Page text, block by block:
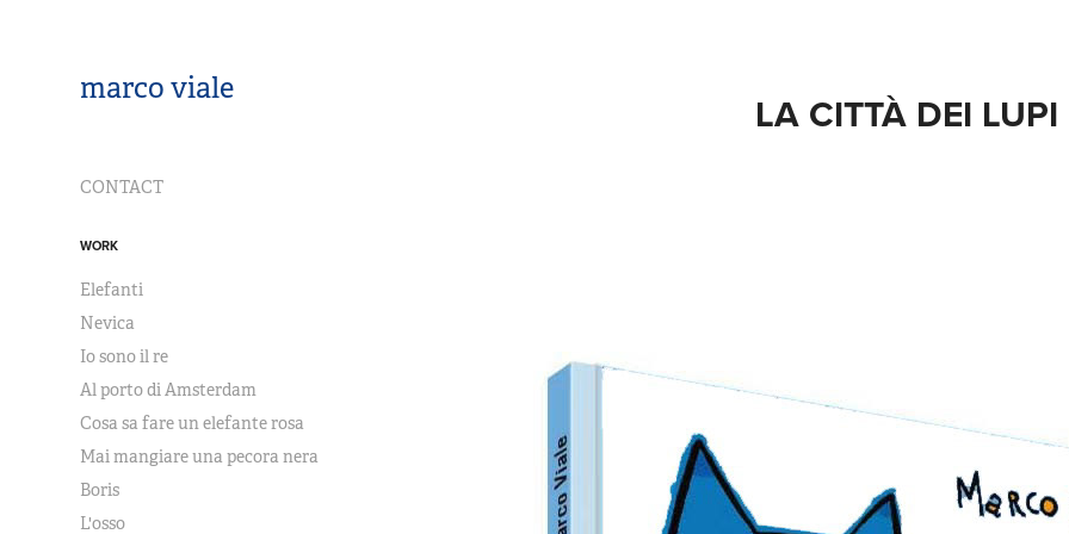
marco viale
CONTACT
WORK
Elefanti
Nevica
Io sono il re
Al porto di Amsterdam
Cosa sa fare un elefante rosa
Mai mangiare una pecora nera
Boris
L'osso
LA CITTÀ DEI